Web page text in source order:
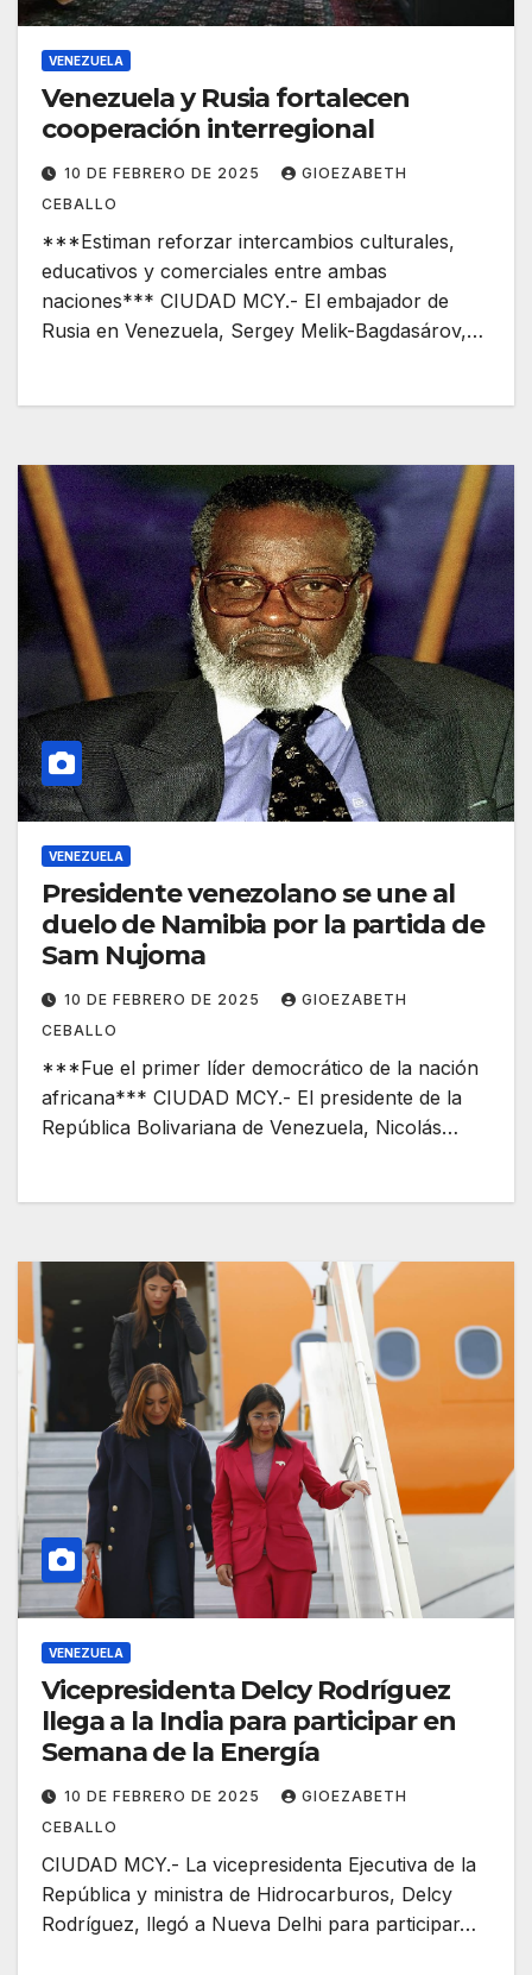
VENEZUELA
Venezuela y Rusia fortalecen
cooperación interregional
10 DE FEBRERO DE 2025
GIOEZABETH
CEBALLO
***Estiman reforzar intercambios culturales,
educativos y comerciales entre ambas
naciones*** CIUDAD MCY.- El embajador de
Rusia en Venezuela, Sergey Melik-Bagdasárov,…
VENEZUELA
Presidente venezolano se une al
duelo de Namibia por la partida de
Sam Nujoma
10 DE FEBRERO DE 2025
GIOEZABETH
CEBALLO
***Fue el primer líder democrático de la nación
africana*** CIUDAD MCY.- El presidente de la
República Bolivariana de Venezuela, Nicolás…
VENEZUELA
Vicepresidenta Delcy Rodríguez
llega a la India para participar en
Semana de la Energía
10 DE FEBRERO DE 2025
GIOEZABETH
CEBALLO
CIUDAD MCY.- La vicepresidenta Ejecutiva de la
República y ministra de Hidrocarburos, Delcy
Rodríguez, llegó a Nueva Delhi para participar…